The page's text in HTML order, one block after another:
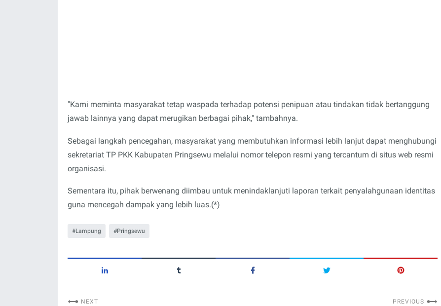
"Kami meminta masyarakat tetap waspada terhadap potensi penipuan atau tindakan tidak bertanggung
jawab lainnya yang dapat merugikan berbagai pihak," tambahnya.
Sebagai langkah pencegahan, masyarakat yang membutuhkan informasi lebih lanjut dapat menghubungi
sekretariat TP PKK Kabupaten Pringsewu melalui nomor telepon resmi yang tercantum di situs web resmi
organisasi.
Sementara itu, pihak berwenang diimbau untuk menindaklanjuti laporan terkait penyalahgunaan identitas
guna mencegah dampak yang lebih luas.(*)
Lampung Pringsewu
NEXT PREVIOUS